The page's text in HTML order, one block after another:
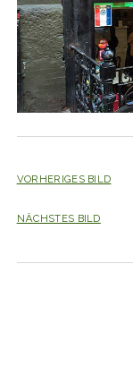
VORHERIGES BILD
NÄCHSTES BILD